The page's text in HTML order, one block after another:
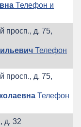
Телефон и
просп., д. 75,
Телефон
просп., д. 75,
Телефон
д. 32